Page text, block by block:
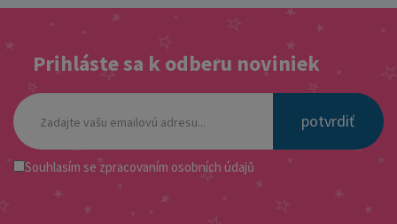
Prihláste sa k odberu noviniek
potvrdiť
Souhlasím se zpracovaním osobních údajů